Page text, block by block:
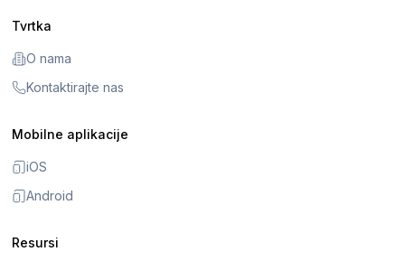
Tvrtka
O nama
Kontaktirajte nas
Mobilne aplikacije
iOS
Android
Resursi